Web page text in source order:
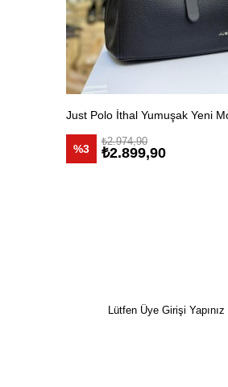
%3 ₺2.899,90
₺2.974,90
Lütfen Üye Girişi Yapınız